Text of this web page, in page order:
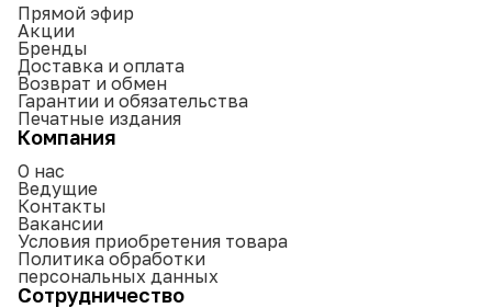
Прямой эфир
Акции
Бренды
Доставка и оплата
Возврат и обмен
Гарантии и обязательства
Печатные издания
Компания
О нас
Ведущие
Контакты
Вакансии
Условия приобретения товара
Политика обработки
персональных данных
Сотрудничество